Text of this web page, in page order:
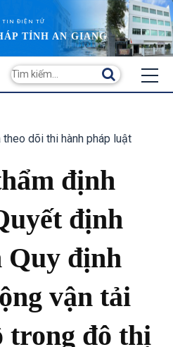
TIN ĐIỆN TỬ
TỈNH AN GIANG
dõi thi hành pháp luật
định
định
Quy định
vận tải
trong đô thị